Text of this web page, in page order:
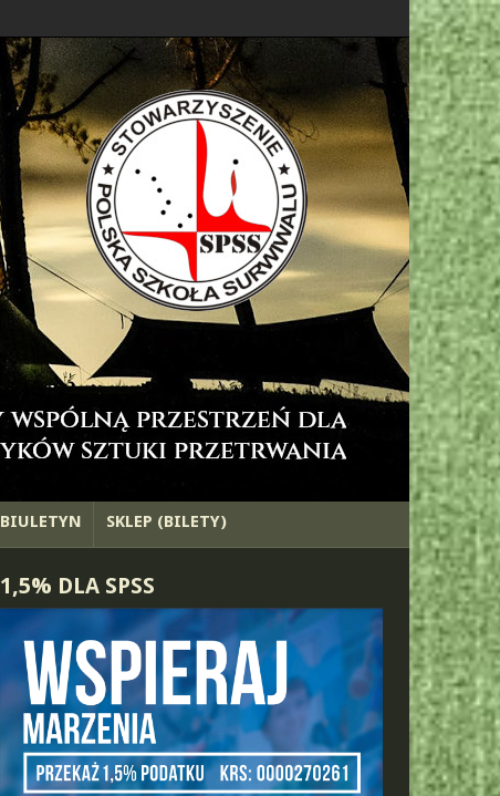
BIULETYN SKLEP (BILETY)
1,5% DLA SPSS